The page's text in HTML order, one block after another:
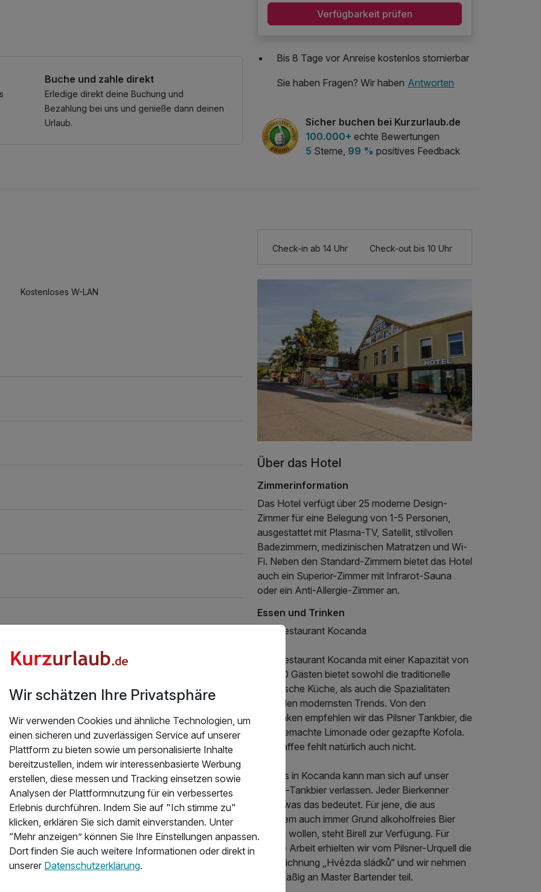
Buche und zahle direkt
Erledige direkt deine Buchung und
Bezahlung bei uns und genieße dann deinen
Urlaub.
Verfügbarkeit prüfen
Bis 8 Tage vor Anreise kostenlos stornierbar
Sie haben Fragen? Wir haben Antworten
Sicher buchen bei Kurzurlaub.de
100.000+ echte Bewertungen
5 Sterne, 99 % positives Feedback
Kostenloses W-LAN
Check-in ab 14 Uhr Check-out bis 10 Uhr
Über das Hotel
Zimmerinformation
Das Hotel verfügt über 25 moderne Design-
Zimmer für eine Belegung von 1-5 Personen,
ausgestattet mit Plasma-TV, Satellit, stilvollen
Badezimmern, medizinischen Matratzen und Wi-
Fi. Neben den Standard-Zimmern bietet das Hotel
auch ein Superior-Zimmer mit Infrarot-Sauna
oder ein Anti-Allergie-Zimmer an.
Essen und Trinken
Das Restaurant Kocanda
Das Restaurant Kocanda mit einer Kapazität von
bis 250 Gästen bietet sowohl die traditionelle
böhmische Küche, als auch die Spazialitäten
nach den modernsten Trends. Von den
Getränken empfehlen wir das Pilsner Tankbier, die
hausgemachte Limonade oder gezapfte Kofola.
Der Kaffee fehlt natürlich auch nicht.
Bei uns in Kocanda kann man sich auf unser
Pilsner-Tankbier verlassen. Jeder Bierkenner
weiß, was das bedeutet. Für jene, die aus
welchem auch immer Grund alkoholfreies Bier
trinken wollen, steht Birell zur Verfügung. Für
unsere Arbeit erhielten wir vom Pilsner-Urquell die
Auszeichnung „Hvězda sládků“ und wir nehmen
regelmäßig an Master Bartender teil.
Wir schätzen Ihre Privatsphäre
Wir verwenden Cookies und ähnliche Technologien, um
einen sicheren und zuverlässigen Service auf unserer
Plattform zu bieten sowie um personalisierte Inhalte
bereitzustellen, indem wir interessenbasierte Werbung
erstellen, diese messen und Tracking einsetzen sowie
Analysen der Plattformnutzung für ein verbessertes
Erlebnis durchführen. Indem Sie auf "Ich stimme zu"
klicken, erklären Sie sich damit einverstanden. Unter
“Mehr anzeigen” können Sie Ihre Einstellungen anpassen.
Dort finden Sie auch weitere Informationen oder direkt in
unserer Datenschutzerklärung.